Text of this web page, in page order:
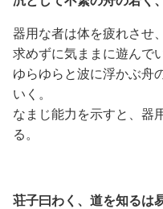
器用な者は体を疲れさせ
求めずに気ままに遊んで
ゆらゆらと波に浮かぶ舟
いく。
なまじ能力を示すと、器
る。
荘子曰わく、道を知るは